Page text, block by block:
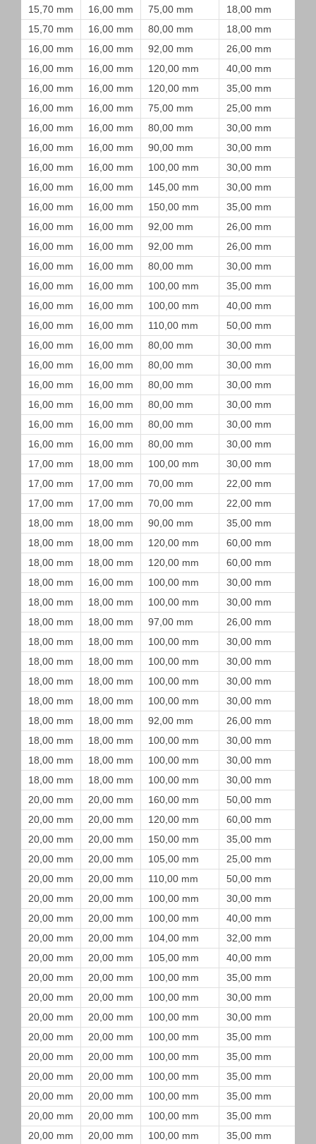
15,70 mm 16,00 mm 75,00 mm
18,00 mm
15,70 mm
16,00 mm 80,00 mm
18,00 mm
16,00 mm
16,00 mm 92,00 mm
26,00 mm
16,00 mm
16,00 mm 120,00 mm
40,00 mm
16,00 mm
16,00 mm 120,00 mm
35,00 mm
16,00 mm
16,00 mm 75,00 mm
25,00 mm
16,00 mm
16,00 mm 80,00 mm
30,00 mm
16,00 mm
16,00 mm 90,00 mm
30,00 mm
16,00 mm
16,00 mm 100,00 mm
30,00 mm
16,00 mm
16,00 mm 145,00 mm
30,00 mm
16,00 mm
16,00 mm 150,00 mm
35,00 mm
16,00 mm
16,00 mm 92,00 mm
26,00 mm
16,00 mm
16,00 mm 92,00 mm
26,00 mm
16,00 mm
16,00 mm 80,00 mm
30,00 mm
16,00 mm
16,00 mm 100,00 mm
35,00 mm
16,00 mm
16,00 mm 100,00 mm
40,00 mm
16,00 mm
16,00 mm 110,00 mm
50,00 mm
16,00 mm
16,00 mm 80,00 mm
30,00 mm
16,00 mm
16,00 mm 80,00 mm
30,00 mm
16,00 mm
16,00 mm 80,00 mm
30,00 mm
16,00 mm
16,00 mm 80,00 mm
30,00 mm
16,00 mm
16,00 mm 80,00 mm
30,00 mm
16,00 mm
16,00 mm 80,00 mm
30,00 mm
17,00 mm
18,00 mm 100,00 mm
30,00 mm
17,00 mm
17,00 mm 70,00 mm
22,00 mm
17,00 mm
17,00 mm 70,00 mm
22,00 mm
18,00 mm
18,00 mm 90,00 mm
35,00 mm
18,00 mm
18,00 mm 120,00 mm
60,00 mm
18,00 mm
18,00 mm 120,00 mm
60,00 mm
18,00 mm
16,00 mm 100,00 mm
30,00 mm
18,00 mm
18,00 mm 100,00 mm
30,00 mm
18,00 mm
18,00 mm 97,00 mm
26,00 mm
18,00 mm
18,00 mm 100,00 mm
30,00 mm
18,00 mm
18,00 mm 100,00 mm
30,00 mm
18,00 mm
18,00 mm 100,00 mm
30,00 mm
18,00 mm
18,00 mm 100,00 mm
30,00 mm
18,00 mm
18,00 mm 92,00 mm
26,00 mm
18,00 mm
18,00 mm 100,00 mm
30,00 mm
18,00 mm
18,00 mm 100,00 mm
30,00 mm
18,00 mm
18,00 mm 100,00 mm
30,00 mm
20,00 mm
20,00 mm 160,00 mm
50,00 mm
20,00 mm
20,00 mm 120,00 mm
60,00 mm
20,00 mm
20,00 mm 150,00 mm
35,00 mm
20,00 mm
20,00 mm 105,00 mm
25,00 mm
20,00 mm
20,00 mm 110,00 mm
50,00 mm
20,00 mm
20,00 mm 100,00 mm
30,00 mm
20,00 mm
20,00 mm 100,00 mm
40,00 mm
20,00 mm
20,00 mm 104,00 mm
32,00 mm
20,00 mm
20,00 mm 105,00 mm
40,00 mm
20,00 mm
20,00 mm 100,00 mm
35,00 mm
20,00 mm
20,00 mm 100,00 mm
30,00 mm
20,00 mm
20,00 mm 100,00 mm
30,00 mm
20,00 mm
20,00 mm 100,00 mm
35,00 mm
20,00 mm
20,00 mm 100,00 mm
35,00 mm
20,00 mm
20,00 mm 100,00 mm
35,00 mm
20,00 mm
20,00 mm 100,00 mm
35,00 mm
20,00 mm
20,00 mm 100,00 mm
35,00 mm
20,00 mm
20,00 mm 100,00 mm
35,00 mm